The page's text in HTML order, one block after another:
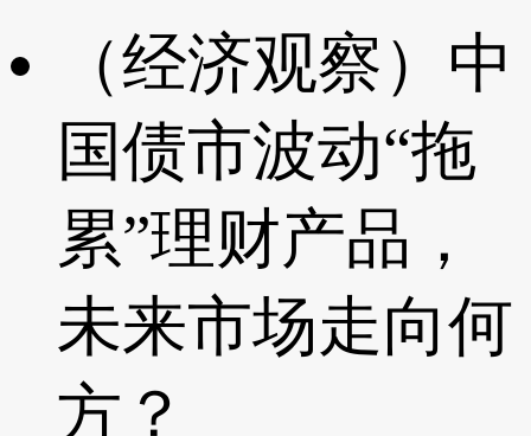
（经济观察）中
国债市波动“拖
累”理财产品，
未来市场走向何
方？